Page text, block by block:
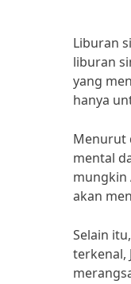
Liburan
liburan
yang
hanya
Menurut
mental
mungkin
akan
Selain
terkenal,